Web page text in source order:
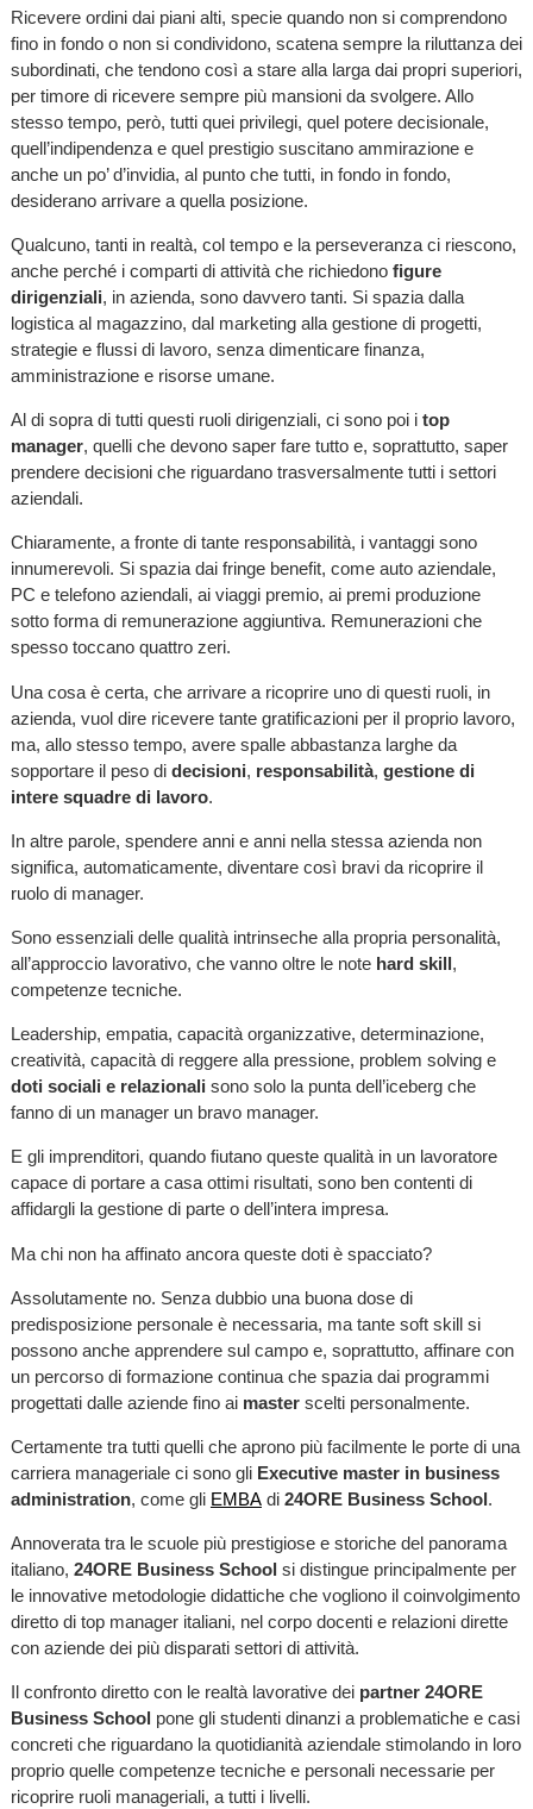
Ricevere ordini dai piani alti, specie quando non si comprendono
fino in fondo o non si condividono, scatena sempre la riluttanza dei
subordinati, che tendono così a stare alla larga dai propri superiori,
per timore di ricevere sempre più mansioni da svolgere. Allo
stesso tempo, però, tutti quei privilegi, quel potere decisionale,
quell’indipendenza e quel prestigio suscitano ammirazione e
anche un po’ d’invidia, al punto che tutti, in fondo in fondo,
desiderano arrivare a quella posizione.
Qualcuno, tanti in realtà, col tempo e la perseveranza ci riescono,
anche perché i comparti di attività che richiedono figure
dirigenziali, in azienda, sono davvero tanti. Si spazia dalla
logistica al magazzino, dal marketing alla gestione di progetti,
strategie e flussi di lavoro, senza dimenticare finanza,
amministrazione e risorse umane.
Al di sopra di tutti questi ruoli dirigenziali, ci sono poi i top
manager, quelli che devono saper fare tutto e, soprattutto, saper
prendere decisioni che riguardano trasversalmente tutti i settori
aziendali.
Chiaramente, a fronte di tante responsabilità, i vantaggi sono
innumerevoli. Si spazia dai fringe benefit, come auto aziendale,
PC e telefono aziendali, ai viaggi premio, ai premi produzione
sotto forma di remunerazione aggiuntiva. Remunerazioni che
spesso toccano quattro zeri.
Una cosa è certa, che arrivare a ricoprire uno di questi ruoli, in
azienda, vuol dire ricevere tante gratificazioni per il proprio lavoro,
ma, allo stesso tempo, avere spalle abbastanza larghe da
sopportare il peso di decisioni, responsabilità, gestione di
intere squadre di lavoro.
In altre parole, spendere anni e anni nella stessa azienda non
significa, automaticamente, diventare così bravi da ricoprire il
ruolo di manager.
Sono essenziali delle qualità intrinseche alla propria personalità,
all’approccio lavorativo, che vanno oltre le note hard skill,
competenze tecniche.
Leadership, empatia, capacità organizzative, determinazione,
creatività, capacità di reggere alla pressione, problem solving e
doti sociali e relazionali sono solo la punta dell’iceberg che
fanno di un manager un bravo manager.
E gli imprenditori, quando fiutano queste qualità in un lavoratore
capace di portare a casa ottimi risultati, sono ben contenti di
affidargli la gestione di parte o dell’intera impresa.
Ma chi non ha affinato ancora queste doti è spacciato?
Assolutamente no. Senza dubbio una buona dose di
predisposizione personale è necessaria, ma tante soft skill si
possono anche apprendere sul campo e, soprattutto, affinare con
un percorso di formazione continua che spazia dai programmi
progettati dalle aziende fino ai masterscelti personalmente.
Certamente tra tutti quelli che aprono più facilmente le porte di una
carriera manageriale ci sono gli Executive master in business
administration, come gli EMBAdi 24ORE Business School.
Annoverata tra le scuole più prestigiose e storiche del panorama
italiano, 24ORE Business School si distingue principalmente per
le innovative metodologie didattiche che vogliono il coinvolgimento
diretto di top manager italiani, nel corpo docenti e relazioni dirette
con aziende dei più disparati settori di attività.
Il confronto diretto con le realtà lavorative dei partner 24ORE
Business School pone gli studenti dinanzi a problematiche e casi
concreti che riguardano la quotidianità aziendale stimolando in loro
proprio quelle competenze tecniche e personali necessarie per
ricoprire ruoli manageriali, a tutti i livelli.